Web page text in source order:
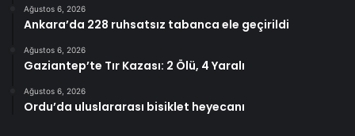
Ağustos 6, 2026
Ankara’da 228 ruhsatsız tabanca ele geçirildi
Ağustos 6, 2026
Gaziantep’te Tır Kazası: 2 Ölü, 4 Yaralı
Ağustos 6, 2026
Ordu’da uluslararası bisiklet heyecanı